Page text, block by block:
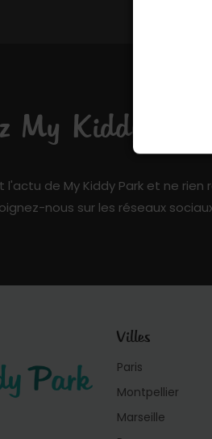
My Kiddy
de My Kiddy Park et ne rien
nous sur les réseaux
Villes
Paris
Montpellier
Marseille